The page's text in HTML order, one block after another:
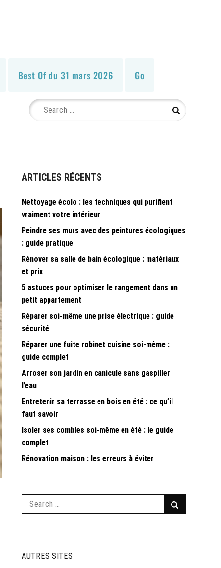
Best Of du 31 mars 2026 Go
Search
for:
Search
ARTICLES RÉCENTS
Nettoyage écolo : les techniques qui purifient
vraiment votre intérieur
Peindre ses murs avec des peintures écologiques
: guide pratique
Rénover sa salle de bain écologique : matériaux
et prix
5 astuces pour optimiser le rangement dans un
petit appartement
Réparer soi-même une prise électrique : guide
sécurité
Réparer une fuite robinet cuisine soi-même :
guide complet
Arroser son jardin en canicule sans gaspiller
l’eau
Entretenir sa terrasse en bois en été : ce qu’il
faut savoir
Isoler ses combles soi-même en été : le guide
complet
Rénovation maison : les erreurs à éviter
Search
AUTRES SITES